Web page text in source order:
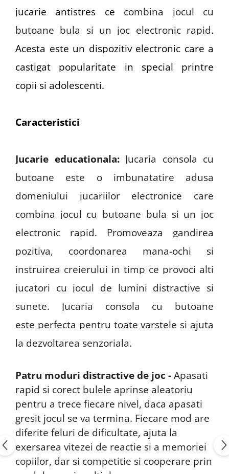
jucarie antistres ce combina jocul cu
butoane bula si un joc electronic rapid.
Acesta este un dispozitiv electronic care a
castigat popularitate in special printre
copii si adolescenti.
Caracteristici
Jucarie educationala: Jucaria consola cu
butoane este o imbunatatire adusa
domeniului jucariilor electronice care
combina jocul cu butoane bula si un joc
electronic rapid. Promoveaza gandirea
pozitiva, coordonarea mana-ochi si
instruirea creierului in timp ce provoci alti
jucatori cu jocul de lumini distractive si
sunete. Jucaria consola cu butoane
este perfecta pentru toate varstele si ajuta
la dezvoltarea senzoriala.
Patru moduri distractive de joc - Apasati
rapid si corect bulele aprinse aleatoriu
pentru a trece fiecare nivel, daca apasati
gresit jocul se va termina. Fiecare mod are
diferite feluri de dificultate, ajuta la
exersarea vitezei de reactie si a memoriei
copiilor, dar si competitie si cooperare prin